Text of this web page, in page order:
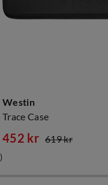
)
Westin
Trace Case
452 kr 619 kr